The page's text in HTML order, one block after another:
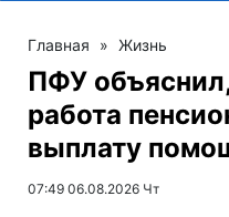
Главная » Жизнь
ПФУ
работа
выплату
07:49 06.08.2026 Чт